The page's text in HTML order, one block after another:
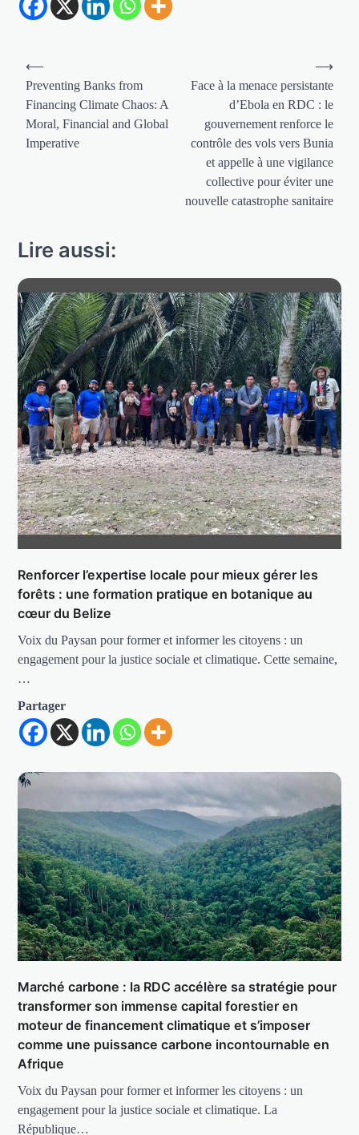
Navigation
de
l’article
⟵
Preventing Banks from
Financing Climate Chaos: A
Moral, Financial and Global
Imperative
Face à la menace persistante
d’Ebola en RDC : le
gouvernement renforce le
contrôle des vols vers Bunia
et appelle à une vigilance
collective pour éviter une
nouvelle catastrophe sanitaire
⟶
Lire aussi:
Renforcer l’expertise locale pour mieux gérer les
forêts : une formation pratique en botanique au
cœur du Belize
Voix du Paysan pour former et informer les citoyens : un
engagement pour la justice sociale et climatique. Cette semaine,
…
Partager
Marché carbone : la RDC accélère sa stratégie pour
transformer son immense capital forestier en
moteur de financement climatique et s’imposer
comme une puissance carbone incontournable en
Afrique
Voix du Paysan pour former et informer les citoyens : un
engagement pour la justice sociale et climatique. La
République…